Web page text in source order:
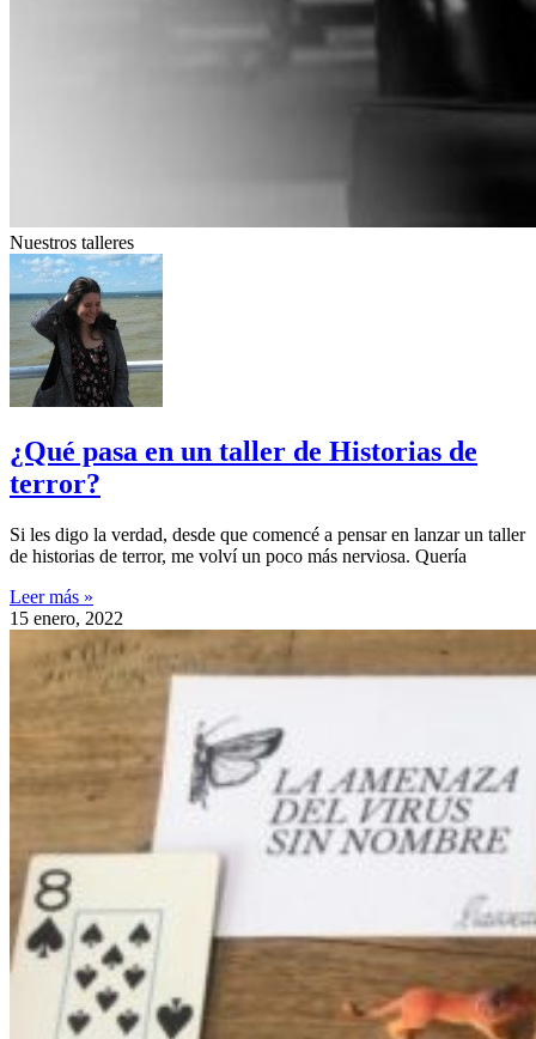
Nuestros talleres
¿Qué pasa en un taller de Historias de
terror?
Si les digo la verdad, desde que comencé a pensar en lanzar un taller
de historias de terror, me volví un poco más nerviosa. Quería
Leer más »
15 enero, 2022